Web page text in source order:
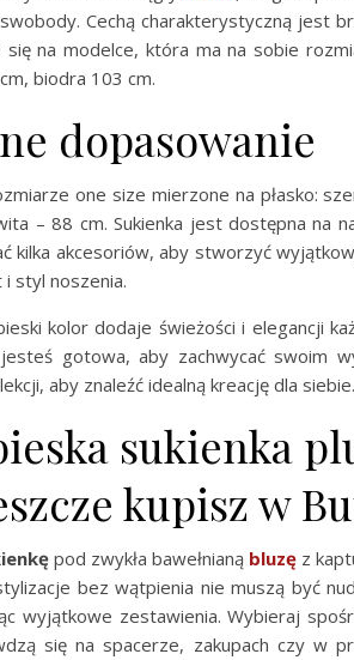
Cechą charakterystyczną jest
się na modelce, która ma na sobie
biodra 103 cm.
dopasowanie
one size mierzone na płasko:
– 88 cm. Sukienka jest dostępna na
kilka akcesoriów, aby stworzyć
styl noszenia.
kolor dodaje świeżości i elegancji
gotowa, aby zachwycać swoim
aby znaleźć idealną kreację dla siebie.
sukienka
kupisz w
pod zwykła bawełnianą bluzę z
bez wątpienia nie muszą być
wyjątkowe zestawienia. Wybieraj
się na spacerze, zakupach czy w